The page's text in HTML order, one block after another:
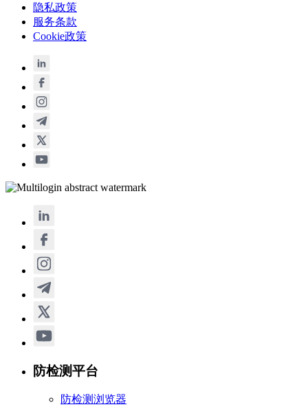
隐私政策
服务条款
Cookie政策
防检测平台
防检测浏览器